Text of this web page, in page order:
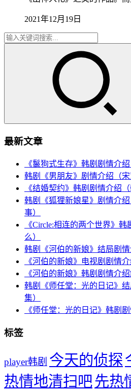
2021年12月19日
最新文章
《鬣狗式生存》韩剧剧情介
韩剧《男朋友》剧情介绍（宋
《结婚契约》韩剧剧情介绍
韩剧《狐狸新娘星》剧情介
事）
《Circle:相连的两个世界》
么）
韩剧《河伯的新娘》结局剧情
《河伯的新娘》电视剧剧情
《河伯的新娘》韩剧剧情介绍
韩剧《师任堂：光的日记》
集）
《师任堂：光的日记》韩剧
标签
player韩剧 今天的侦探
热情地清扫吧先热